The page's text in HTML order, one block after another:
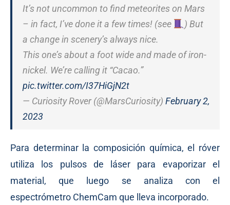
It’s not uncommon to find meteorites on Mars
– in fact, I’ve done it a few times! (see
) But
a change in scenery’s always nice.
This one’s about a foot wide and made of iron-
nickel. We’re calling it “Cacao.”
pic.twitter.com/I37HiGjN2t
— Curiosity Rover (@MarsCuriosity) February 2,
2023
Para determinar la composición química, el róver
utiliza los pulsos de láser para evaporizar el
material, que luego se analiza con el
espectrómetro ChemCam que lleva incorporado.